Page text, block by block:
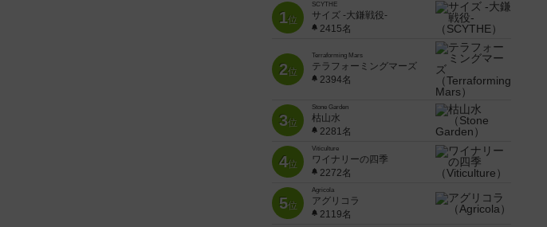
1位
SCYTHE
サイズ -大鎌戦役-
2415名
2位
Terraforming Mars
テラフォーミングマーズ
2394名
3位
Stone Garden
枯山水
2281名
4位
Viticulture
ワイナリーの四季
2272名
5位
Agricola
アグリコラ
2119名